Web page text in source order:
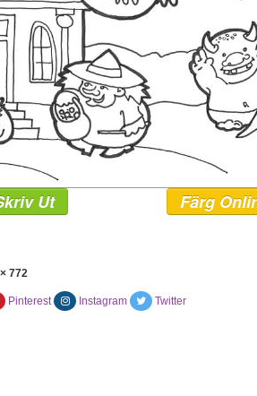
Ut Färg
772
Pinterest Instagram Twitter